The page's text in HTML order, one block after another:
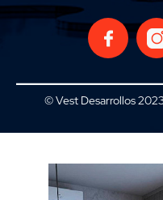
© Vest Desarrollos